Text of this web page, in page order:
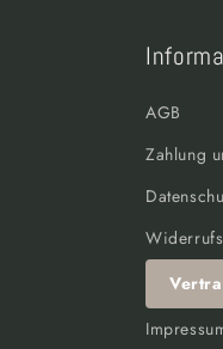
AGB
Zahlung